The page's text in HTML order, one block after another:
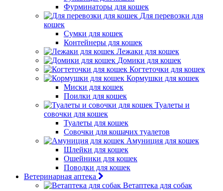
Фурминаторы для кошек
Для перевозки для
кошек
Сумки для кошек
Контейнеры для кошек
Лежаки для кошек
Домики для кошек
Когтеточки для кошек
Кормушки для кошек
Миски для кошек
Поилки для кошек
Туалеты и
совочки для кошек
Туалеты для кошек
Совочки для кошачих туалетов
Амуниция для кошек
Шлейки для кошек
Ошейники для кошек
Поводки для кошек
Ветеринарная аптека
Ветаптека для собак